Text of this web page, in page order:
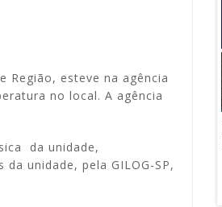
Região, esteve na agência
no local. A agência
da unidade,
unidade, pela GILOG-SP,
WhatsApp e e-mail para
enviar falsas mensagens
sobre processos judiciais